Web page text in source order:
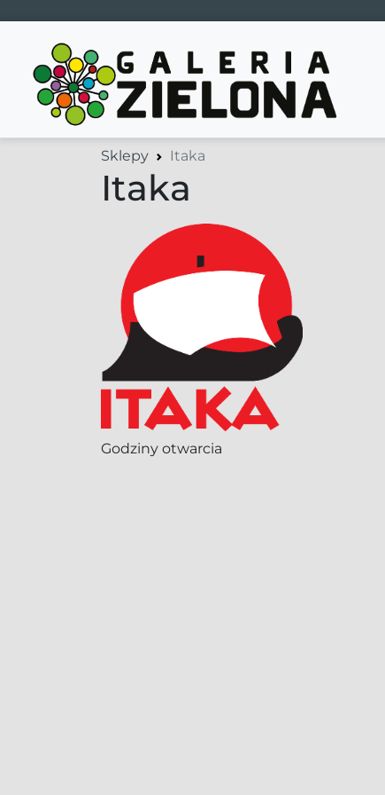
Main Navigation
Sklepy Itaka
Itaka
Godziny otwarcia